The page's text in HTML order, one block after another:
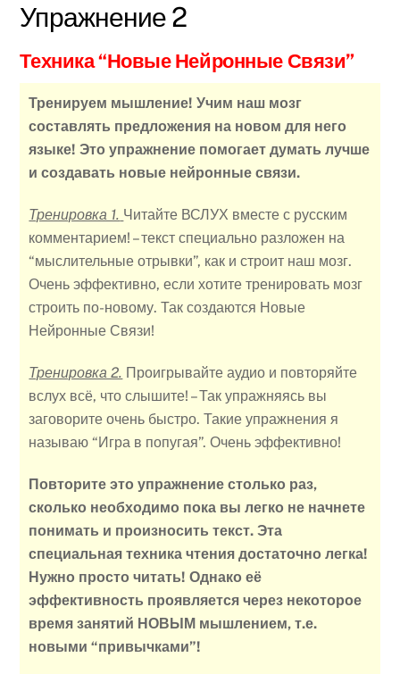
Упражнение 2
Техника “Новые Нейронные Связи”
Тренируем мышление! Учим наш мозг
составлять предложения на новом для него
языке! Это упражнение помогает думать лучше
и создавать новые нейронные связи.
Тренировка 1. Читайте ВСЛУХ вместе с русским
комментарием! – текст специально разложен на
“мыслительные отрывки”, как и строит наш мозг.
Очень эффективно, если хотите тренировать мозг
строить по-новому. Так создаются Новые
Нейронные Связи!
Тренировка 2. Проигрывайте аудио и повторяйте
вслух всё, что слышите! – Так упражняясь вы
заговорите очень быстро. Такие упражнения я
называю “Игра в попугая”. Очень эффективно!
Повторите это упражнение столько раз,
сколько необходимо пока вы легко не начнете
понимать и произносить текст.Эта
специальная техника чтения достаточно легка!
Нужно просто читать! Однако её
эффективность проявляется через некоторое
время занятий НОВЫМ мышлением, т.е.
новыми “привычками”!